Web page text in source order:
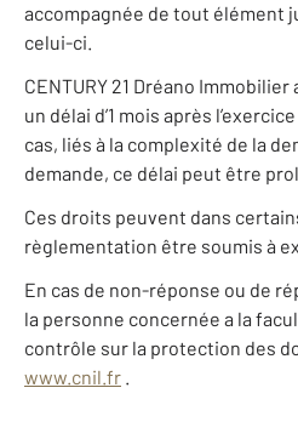
accompagnée de tout élément
celui-ci.
CENTURY 21 Dréano
un délai d’1 mois après
cas, liés à la complexité de la
demande, ce délai peut être
Ces droits peuvent dans
règlementation être soumis à
En cas de non-réponse ou de
la personne concernée a la
contrôle sur la protection des
www.cnil.fr .